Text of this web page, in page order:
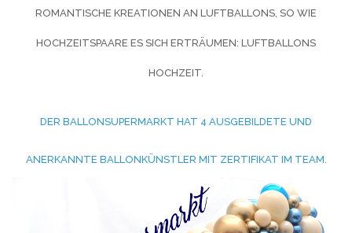
ROMANTISCHE KREATIONEN AN LUFTBALLONS, SO WIE
HOCHZEITSPAARE ES SICH ERTRÄUMEN: LUFTBALLONS
HOCHZEIT.
DER BALLONSUPERMARKT HAT 4 AUSGEBILDETE UND
ANERKANNTE BALLONKÜNSTLER MIT ZERTIFIKAT IM TEAM.